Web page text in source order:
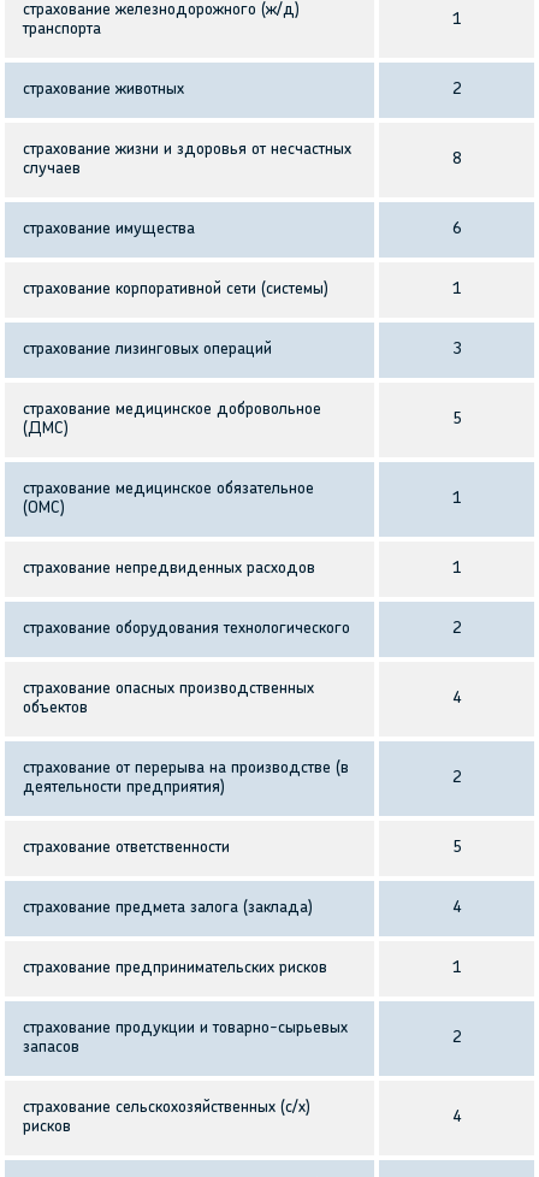
страхование железнодорожного (ж/д)
транспорта
1
страхование животных 2
страхование жизни и здоровья от несчастных
случаев
8
страхование имущества 6
страхование корпоративной сети (системы) 1
страхование лизинговых операций 3
страхование медицинское добровольное
(ДМС)
5
страхование медицинское обязательное
(ОМС)
1
страхование непредвиденных расходов 1
страхование оборудования технологического 2
страхование опасных производственных
объектов
4
страхование от перерыва на производстве (в
деятельности предприятия)
2
страхование ответственности 5
страхование предмета залога (заклада) 4
страхование предпринимательских рисков 1
страхование продукции и товарно-сырьевых
запасов
2
страхование сельскохозяйственных (с/х)
рисков
4